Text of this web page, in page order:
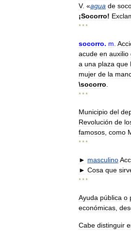
V. «agua de
¡Socorro!
* * *
socorro. m
acude en auxilio
a una plaza que
mujer de la
\socorro
* * *
Municipio del
Revolución de
famosos como
* * *
► masculino
► Cosa que
* * *
Ayuda pública o
económicas
Cabe distinguir